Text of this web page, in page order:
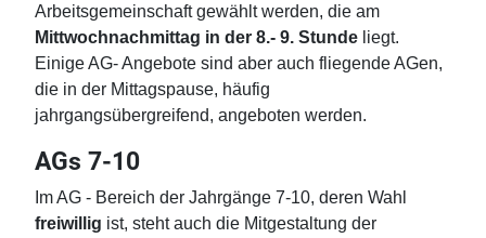
Arbeitsgemeinschaft gewählt werden, die am
Mittwochnachmittag in der 8.- 9. Stunde liegt.
Einige AG- Angebote sind aber auch fliegende AGen,
die in der Mittagspause, häufig
jahrgangsübergreifend, angeboten werden.
AGs 7-10
Im AG - Bereich der Jahrgänge 7-10, deren Wahl
freiwillig ist, steht auch die Mitgestaltung der